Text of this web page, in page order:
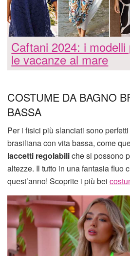
Caftani 2024: i modelli
le vacanze al mare
COSTUME DA BAGNO
BASSA
Per i fisici più slanciati sono
brasiliana con vita bassa, come
laccetti regolabiliche si possono
altezze. Il tutto in una fantasia fluo
quest’anno! Scoprite i più bei